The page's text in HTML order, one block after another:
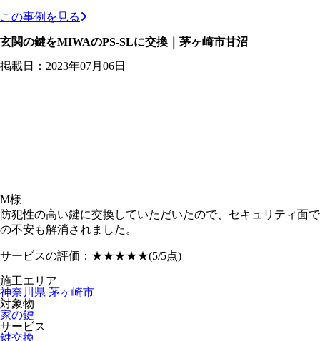
この事例を見る
玄関の鍵をMIWAのPS-SLに交換｜茅ヶ崎市甘沼
掲載日：2023年07月06日
M様
防犯性の高い鍵に交換していただいたので、セキュリティ面で
の不安も解消されました。
サービスの評価： ★★★★★(5/5点)
施工エリア
神奈川県 茅ヶ崎市
対象物
家の鍵
サービス
鍵交換